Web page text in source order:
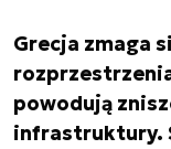
Grecja zmaga
powodują
infrastruktury.